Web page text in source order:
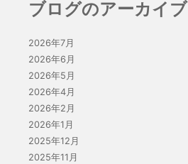
ブログのアーカイブ
2026年7月
2026年6月
2026年5月
2026年4月
2026年2月
2026年1月
2025年12月
2025年11月